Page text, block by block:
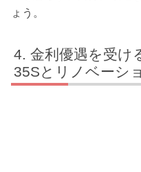
ょう。
金利優遇を受け
35Sとリノベーシ